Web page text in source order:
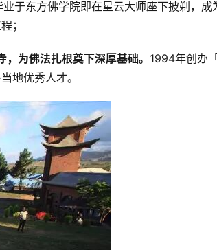
于东方佛学院即在星云大师座下披剃，成
；
为佛法扎根奠下深厚基础。 1994年创办
地优秀人才。